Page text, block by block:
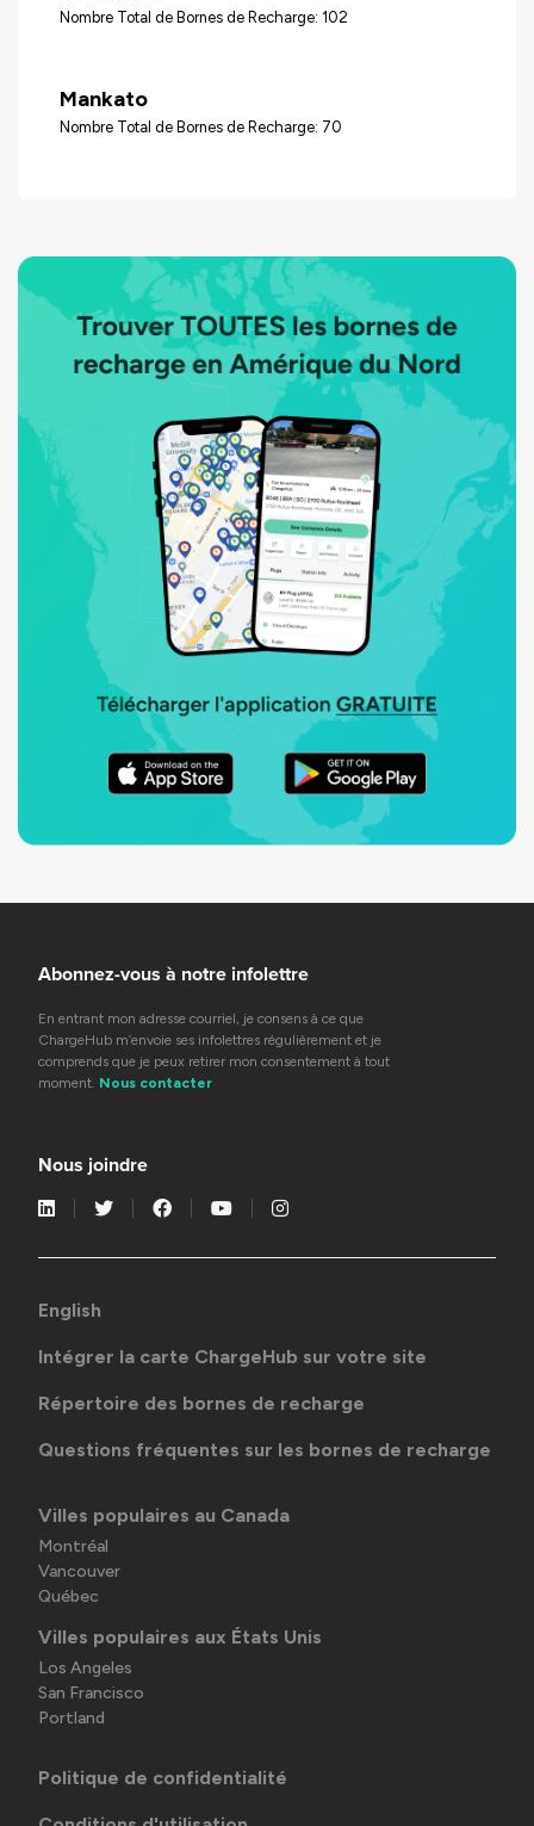
Nombre Total de Bornes de Recharge: 102
Mankato
Nombre Total de Bornes de Recharge: 70
Abonnez-vous à notre infolettre
En entrant mon adresse courriel, je consens à ce que
ChargeHub m’envoie ses infolettres régulièrement et je
comprends que je peux retirer mon consentement à tout
moment. Nous contacter
Nous joindre
English
Intégrer la carte ChargeHub sur votre site
Répertoire des bornes de recharge
Questions fréquentes sur les bornes de recharge
Villes populaires au Canada
Montréal
Vancouver
Québec
Villes populaires aux États Unis
Los Angeles
San Francisco
Portland
Politique de confidentialité